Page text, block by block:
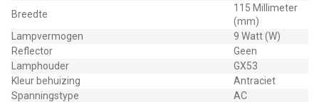
Breedte
115 Millimeter
(mm)
Lampvermogen
9 Watt (W)
Reflector
Geen
Lamphouder
GX53
Kleur behuizing
Antraciet
Spanningstype
AC